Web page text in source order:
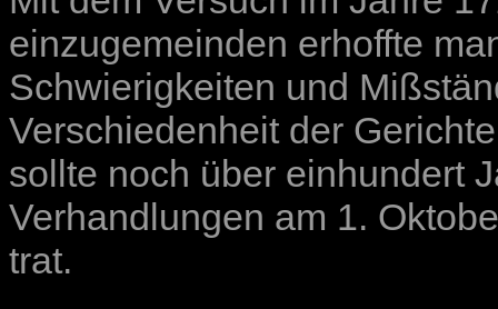
einzugemeinden erhoffte
Schwierigkeiten und
Verschiedenheit der
sollte noch über einhundert
Verhandlungen am 1.
trat.